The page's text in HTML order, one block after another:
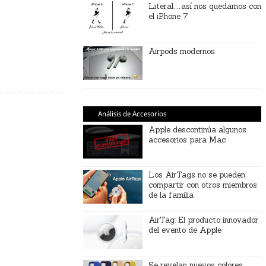
Literal…así nos quedamos con
el iPhone 7
Airpods modernos
Análisis de Accesorios
Apple descontinúa algunos
accesorios para Mac
Los AirTags no se pueden
compartir con otros miembros
de la familia
AirTag: El producto innovador
del evento de Apple